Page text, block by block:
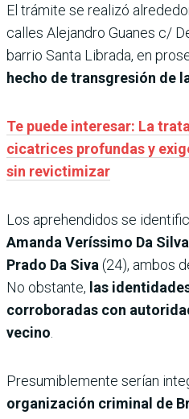
El trámite se realizó
calles Alejandro Guanes c/
barrio Santa Librada, en
hecho de transgresión de
Te puede interesar: La
cicatrices profundas y
sin revictimizar
Los aprehendidos se
Amanda Veríssimo Da Silva
Prado Da Siva (24), ambos
No obstante, las
corroboradas con
vecino
Presumiblemente serían
organización criminal de